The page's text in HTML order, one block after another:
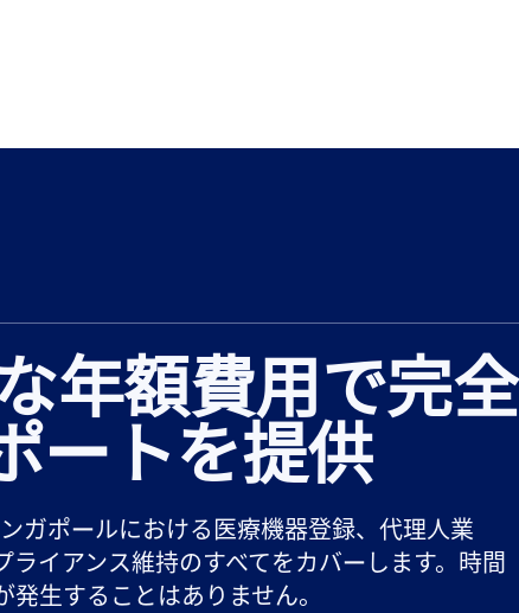
年額費用で完全
ートを提供
ガポールにおける医療機器登録、代理人業
ライアンス維持のすべてをカバーします。時間
生することはありません。